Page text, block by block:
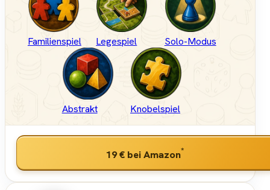
Familienspiel Legespiel Solo-Modus
Abstrakt Knobelspiel
19 € bei Amazon*